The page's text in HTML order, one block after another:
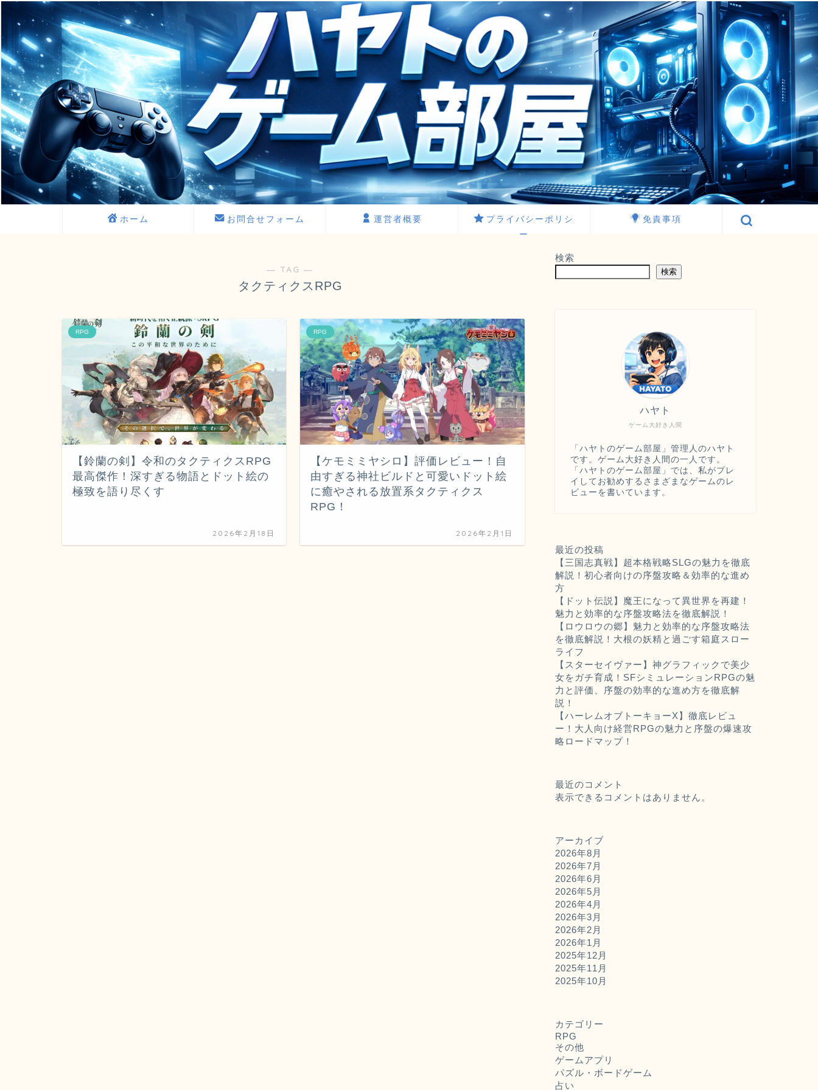
ホーム お問合せフォーム 運営者概要
プライバシーポリシ
ー
免責事項
― TAG ―
タクティクスRPG
RPG
【鈴蘭の剣】令和のタクティクスRPG
最高傑作！深すぎる物語とドット絵の
極致を語り尽くす
2026年2月18日
RPG
【ケモミミヤシロ】評価レビュー！自
由すぎる神社ビルドと可愛いドット絵
に癒やされる放置系タクティクス
RPG！
2026年2月1日
検索
検索
ゲーム大好き人間
ハヤト
「ハヤトのゲーム部屋」管理人のハヤト
です。ゲーム大好き人間の一人です。
「ハヤトのゲーム部屋」では、私がプレ
イしてお勧めするさまざまなゲームのレ
ビューを書いています。
最近の投稿
【三国志真戦】超本格戦略SLGの魅力を徹底
解説！初心者向けの序盤攻略＆効率的な進め
方
【ドット伝説】魔王になって異世界を再建！
魅力と効率的な序盤攻略法を徹底解説！
【ロウロウの郷】魅力と効率的な序盤攻略法
を徹底解説！大根の妖精と過ごす箱庭スロー
ライフ
【スターセイヴァー】神グラフィックで美少
女をガチ育成！SFシミュレーションRPGの魅
力と評価、序盤の効率的な進め方を徹底解
説！
【ハーレムオブトーキョーX】徹底レビュ
ー！大人向け経営RPGの魅力と序盤の爆速攻
略ロードマップ！
最近のコメント
表示できるコメントはありません。
アーカイブ
2026年8月
2026年7月
2026年6月
2026年5月
2026年4月
2026年3月
2026年2月
2026年1月
2025年12月
2025年11月
2025年10月
カテゴリー
RPG
その他
ゲームアプリ
パズル・ボードゲーム
占い